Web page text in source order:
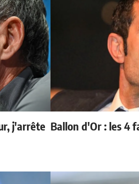
j'arrête Ballon d'Or : les 4